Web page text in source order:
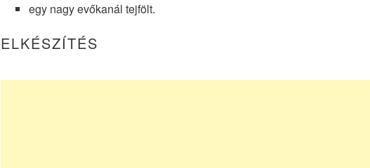
egy nagy evőkanál tejfölt.
ELKÉSZÍTÉS